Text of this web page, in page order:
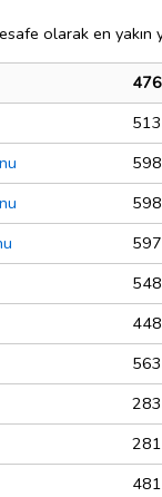
olarak en yakın